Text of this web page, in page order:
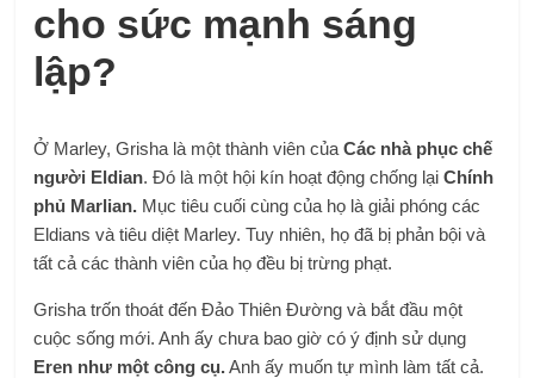
cho sức mạnh sáng
lập?
Ở Marley, Grisha là một thành viên của Các nhà phục chế
người Eldian. Đó là một hội kín hoạt động chống lạiChính
phủ Marlian. Mục tiêu cuối cùng của họ là giải phóng các
Eldians và tiêu diệt Marley. Tuy nhiên, họ đã bị phản bội và
tất cả các thành viên của họ đều bị trừng phạt.
Grisha trốn thoát đến Đảo Thiên Đường và bắt đầu một
cuộc sống mới. Anh ấy chưa bao giờ có ý định sử dụng
Eren như một công cụ.Anh ấy muốn tự mình làm tất cả.